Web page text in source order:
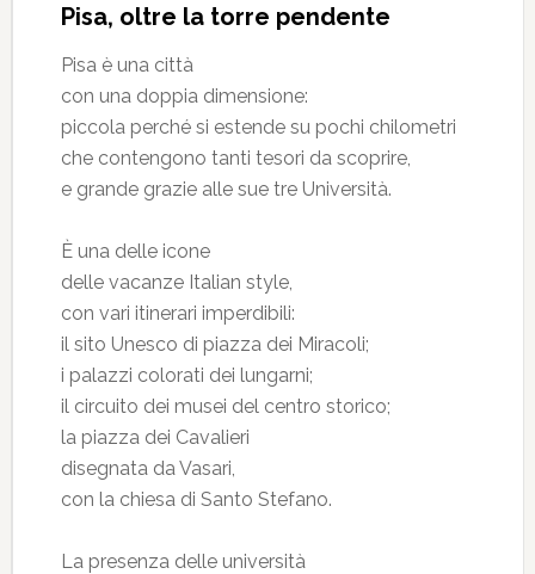
Pisa, oltre la torre pendente
Pisa è una città
con una doppia dimensione:
piccola perché si estende su pochi chilometri
che contengono tanti tesori da scoprire,
e grande grazie alle sue tre Università.
È una delle icone
delle vacanze Italian style,
con vari itinerari imperdibili:
il sito Unesco di piazza dei Miracoli;
i palazzi colorati dei lungarni;
il circuito dei musei del centro storico;
la piazza dei Cavalieri
disegnata da Vasari,
con la chiesa di Santo Stefano.
La presenza delle università